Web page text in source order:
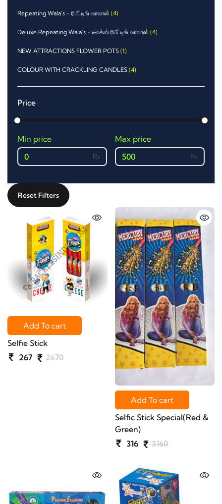
Repeating Wala`s - ரிபீட்டிங் வாலாஸ் (4)
Deluxe Repeating Wala`s - டீலக்ஸ் ரிபீட்டிங் வாலாஸ் (4)
NEW ATTRACTIONS FLOWER POTS (1)
COLOUR WITH CRACKLING CANDLES (4)
Price
Min price
0
Max price
500
Reset Filters
Add To cart
Selfie Stick
267
2670
Add To cart
Selfic Stick Special(Red &
Green)
316
3160